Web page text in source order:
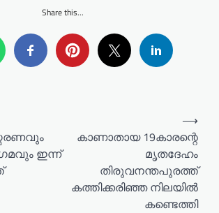
Share this...
ഇന്ന്
കാണാതായ 19കാരന്റെ
മൃതദേഹം
തിരുവനന്തപുരത്ത്
കത്തിക്കരിഞ്ഞ നിലയിൽ
കണ്ടെത്തി
⟶